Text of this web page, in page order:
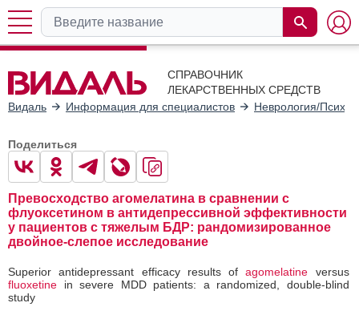
СПРАВОЧНИК
ЛЕКАРСТВЕННЫХ СРЕДСТВ
Видаль
Информация для специалистов Неврология/
Поделиться
Превосходство агомелатина в сравнении с
флуоксетином в антидепрессивной эффективности
у пациентов с тяжелым БДР: рандомизированное
двойное-слепое исследование
Superior antidepressant efficacy results ofagomelatine versus
fluoxetine in severe MDD patients: a randomized, double-blind
study